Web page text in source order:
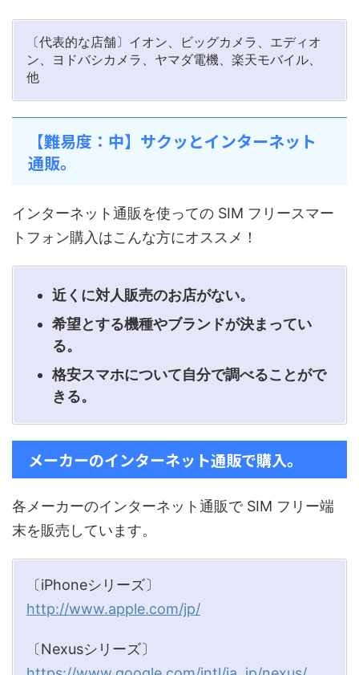
〔代表的な店舗〕イオン、ビッグカメラ、エディオ
ン、ヨドバシカメラ、ヤマダ電機、楽天モバイル、
他
【難易度：中】サクッとインターネット
通販。
インターネット通販を使っての SIM フリースマー
トフォン購入はこんな方にオススメ！
近くに対人販売のお店がない。
希望とする機種やブランドが決まってい
る。
格安スマホについて自分で調べることがで
きる。
メーカーのインターネット通販で購入。
各メーカーのインターネット通販で SIM フリー端
末を販売しています。
〔iPhoneシリーズ〕
http://www.apple.com/jp/
〔Nexusシリーズ〕